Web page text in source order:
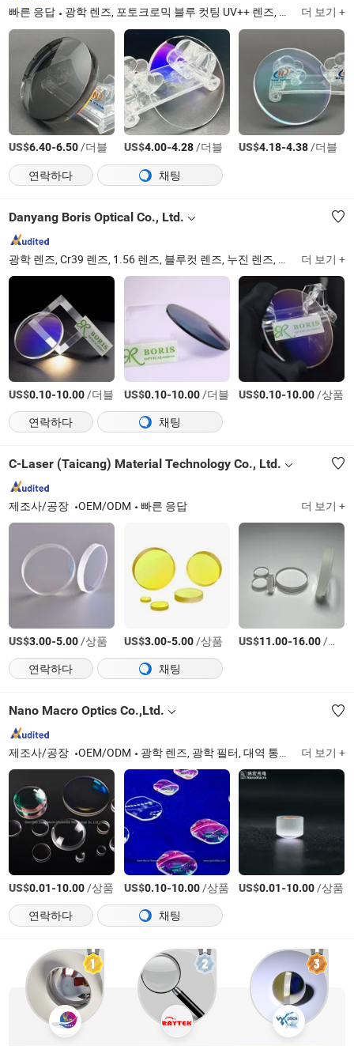
빠른 응답 광학 렌즈, 포토크로믹 블루 컷팅 UV++ 렌즈, 블루 컷팅 UV++ 렌즈, 폴리카보네이트 렌즈, 블루 블로커 UV420, Pgx/PBX 이중 초점 렌즈, 처방 렌즈, 처방 실험실 렌즈, 완성 렌즈 및 반완성 렌즈, 블루 컷팅 렌즈 더 보기 +
US$6.40-6.50/더블 US$4.00-4.28/더블 US$4.18-4.38/더블
연락하다
채팅
Danyang Boris Optical Co., Ltd.
더 보기 +
US$0.10-10.00/더블 US$0.10-10.00/더블 US$0.10-10.00/상품
연락하다
채팅
C-Laser (Taicang) Material Technology Co., Ltd.
제조사/공장 OEM/ODM 빠른 응답 더 보기 +
US$3.00-5.00/상품 US$3.00-5.00/상품 US$11.00-16.00/상품
연락하다
채팅
Nano Macro Optics Co.,Ltd.
제조사/공장 OEM/ODM 광학 렌즈, 광학 필터, 대역 통과 필터 더 보기 +
US$0.01-10.00/상품 US$0.10-10.00/상품 US$0.01-10.00/상품
연락하다
채팅